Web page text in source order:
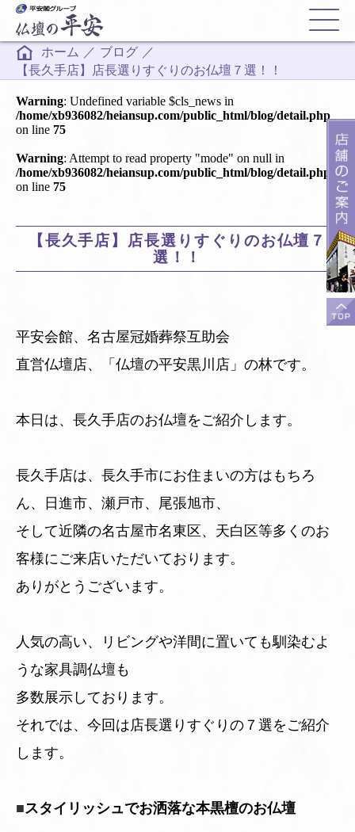
ホーム ／ ブログ ／
【長久手店】店長選りすぐりのお仏壇７選！！
Warning: Undefined variable $cls_news in
/home/xb936082/heiansup.com/public_html/blog/detail.php
on line 75
Warning: Attempt to read property "mode" on null in
/home/xb936082/heiansup.com/public_html/blog/detail.php
on line 75
【長久手店】店長選りすぐりのお仏壇７
選！！
平安会館、名古屋冠婚葬祭互助会
直営仏壇店、「仏壇の平安黒川店」の林です。
本日は、長久手店のお仏壇をご紹介します。
長久手店は、長久手市にお住まいの方はもちろ
ん、日進市、瀬戸市、尾張旭市、
そして近隣の名古屋市名東区、天白区等多くのお
客様にご来店いただいております。
ありがとうございます。
人気の高い、リビングや洋間に置いても馴染むよ
うな家具調仏壇も
多数展示しております。
それでは、今回は店長選りすぐりの７選をご紹介
します。
■スタイリッシュでお洒落な本黒檀のお仏壇